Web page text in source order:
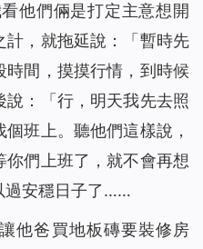
他們倆是打定主意想開
，就拖延說：「暫時先
時間，摸摸行情，到時候
：「行，明天我先去照
班上。聽他們這樣說，
們上班了，就不會再想
過安穩日子了……
他爸買地板磚要裝修房